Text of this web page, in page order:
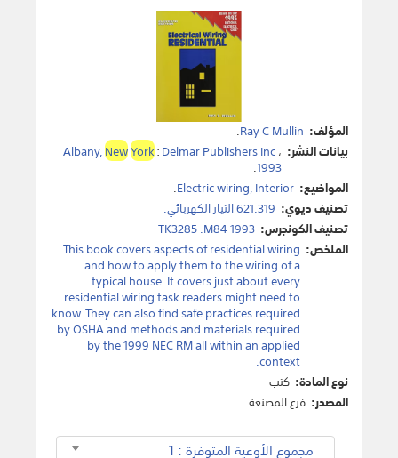
المؤلف: Ray C Mullin
.
بيانات النشر:
Albany,NewYork:Delmar Publishers Inc،
1993
.
المواضيع: Electric wiring, Interior
.
تصنيف ديوي: 621.319 التيار الكهربائي.
تصنيف الكونجرس: TK3285 .M84 1993
الملخص: This book covers aspects of residential wiring
and how to apply them to the wiring of a
typical house. It covers just about every
residential wiring task readers might need to
know. They can also find safe practices required
by OSHA and methods and materials required
by the 1999 NEC RM all within an applied
context.
نوع المادة: كتب
المصدر: فرع المصنعة
مجموع الأوعية المتوفرة : 1